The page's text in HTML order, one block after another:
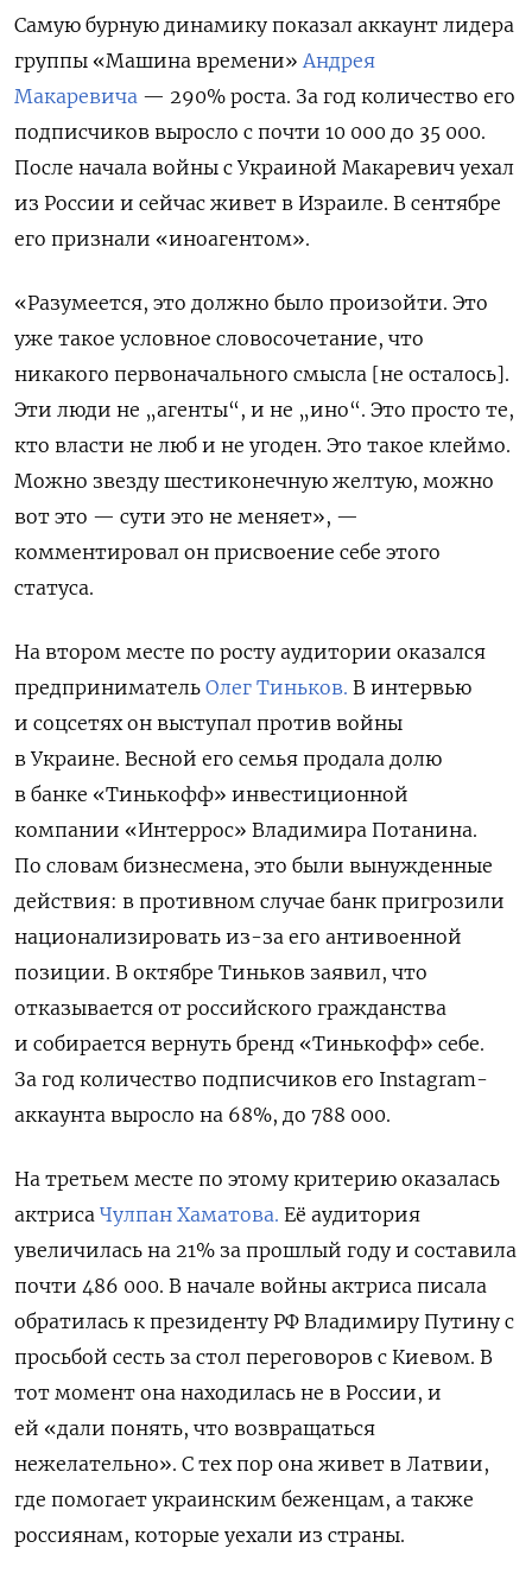
Самую бурную динамику показал аккаунт лидера
группы «Машина времени» Андрея
Макаревича — 290% роста. За год количество его
подписчиков выросло с почти 10 000 до 35 000.
После начала войны с Украиной Макаревич уехал
из России и сейчас живет в Израиле. В сентябре
его признали «иноагентом».
«Разумеется, это должно было произойти. Это
уже такое условное словосочетание, что
никакого первоначального смысла [не осталось].
Эти люди не „агенты“, и не „ино“. Это просто те,
кто власти не люб и не угоден. Это такое клеймо.
Можно звезду шестиконечную желтую, можно
вот это — сути это не меняет», —
комментировал он присвоение себе этого
статуса.
На втором месте по росту аудитории оказался
предприниматель Олег Тиньков. В интервью
и соцсетях он выступал против войны
в Украине. Весной его семья продала долю
в банке «Тинькофф» инвестиционной
компании «Интеррос» Владимира Потанина.
По словам бизнесмена, это были вынужденные
действия: в противном случае банк пригрозили
национализировать из-за его антивоенной
позиции. В октябре Тиньков заявил, что
отказывается от российского гражданства
и собирается вернуть бренд «Тинькофф» себе.
За год количество подписчиков его Instagram-
аккаунта выросло на 68%, до 788 000.
На третьем месте по этому критерию оказалась
актриса Чулпан Хаматова. Её аудитория
увеличилась на 21% за прошлый году и составила
почти 486 000. В начале войны актриса писала
обратилась к президенту РФ Владимиру Путину с
просьбой сесть за стол переговоров с Киевом. В
тот момент она находилась не в России, и
ей «дали понять, что возвращаться
нежелательно». С тех пор она живет в Латвии,
где помогает украинским беженцам, а также
россиянам, которые уехали из страны.